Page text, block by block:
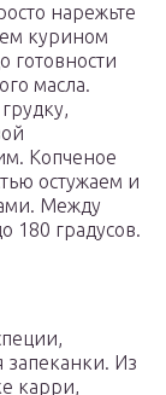
нарежьте
курином
готовности
масла.
Копченое
остужаем и
Между
180 градусов.
Из
карри,